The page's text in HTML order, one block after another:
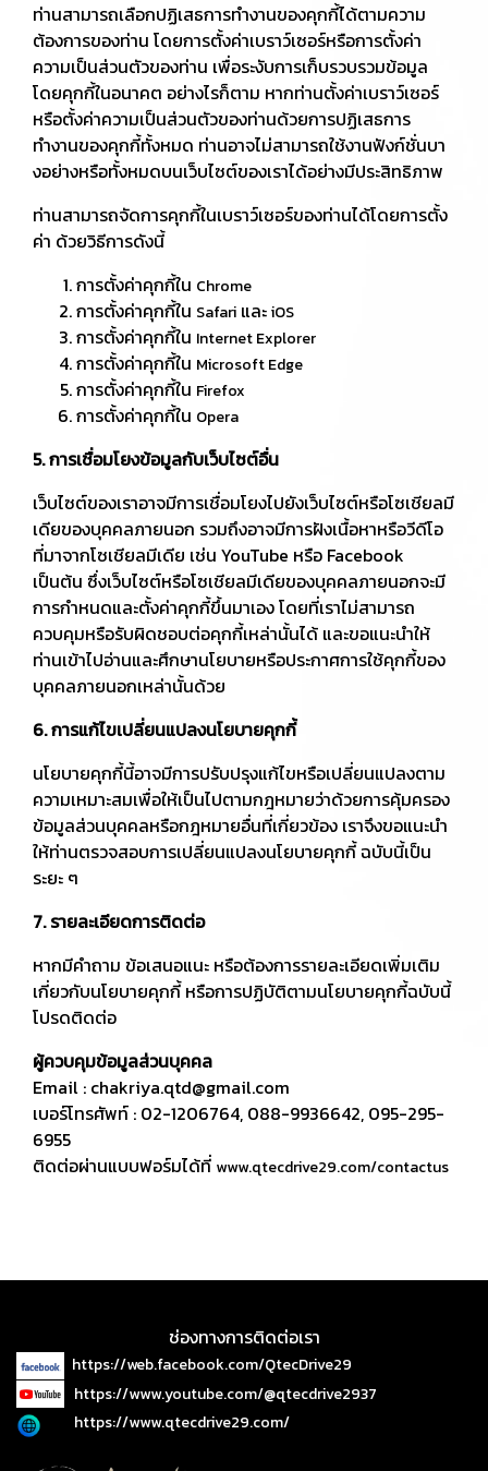
ท่านสามารถเลือกปฏิเสธการทำงานของคุกกี้ได้ตามความ
ต้องการของท่าน โดยการตั้งค่าเบราว์เซอร์หรือการตั้งค่า
ความเป็นส่วนตัวของท่าน เพื่อระงับการเก็บรวบรวมข้อมูล
โดยคุกกี้ในอนาคต อย่างไรก็ตาม หากท่านตั้งค่าเบราว์เซอร์
หรือตั้งค่าความเป็นส่วนตัวของท่านด้วยการปฏิเสธการ
ทำงานของคุกกี้ทั้งหมด ท่านอาจไม่สามารถใช้งานฟังก์ชั่นบา
งอย่างหรือทั้งหมดบนเว็บไซต์ของเราได้อย่างมีประสิทธิภาพ
ท่านสามารถจัดการคุกกี้ในเบราว์เซอร์ของท่านได้โดยการตั้ง
ค่า ด้วยวิธีการดังนี้
การตั้งค่าคุกกี้ใน Chrome
การตั้งค่าคุกกี้ใน Safari และiOS
การตั้งค่าคุกกี้ใน Internet Explorer
การตั้งค่าคุกกี้ใน Microsoft Edge
การตั้งค่าคุกกี้ใน Firefox
การตั้งค่าคุกกี้ใน Opera
5. การเชื่อมโยงข้อมูลกับเว็บไซต์อื่น
เว็บไซต์ของเราอาจมีการเชื่อมโยงไปยังเว็บไซต์หรือโซเชียลมี
เดียของบุคคลภายนอก รวมถึงอาจมีการฝังเนื้อหาหรือวีดีโอ
ที่มาจากโซเชียลมีเดีย เช่น YouTube หรือ Facebook
เป็นต้น ซึ่งเว็บไซต์หรือโซเชียลมีเดียของบุคคลภายนอกจะมี
การกำหนดและตั้งค่าคุกกี้ขึ้นมาเอง โดยที่เราไม่สามารถ
ควบคุมหรือรับผิดชอบต่อคุกกี้เหล่านั้นได้ และขอแนะนำให้
ท่านเข้าไปอ่านและศึกษานโยบายหรือประกาศการใช้คุกกี้ของ
บุคคลภายนอกเหล่านั้นด้วย
6. การแก้ไขเปลี่ยนแปลงนโยบายคุกกี้
นโยบายคุกกี้นี้อาจมีการปรับปรุงแก้ไขหรือเปลี่ยนแปลงตาม
ความเหมาะสมเพื่อให้เป็นไปตามกฎหมายว่าด้วยการคุ้มครอง
ข้อมูลส่วนบุคคลหรือกฎหมายอื่นที่เกี่ยวข้อง เราจึงขอแนะนำ
ให้ท่านตรวจสอบการเปลี่ยนแปลงนโยบายคุกกี้ ฉบับนี้เป็น
ระยะ ๆ
7. รายละเอียดการติดต่อ
หากมีคำถาม ข้อเสนอแนะ หรือต้องการรายละเอียดเพิ่มเติม
เกี่ยวกับนโยบายคุกกี้ หรือการปฏิบัติตามนโยบายคุกกี้ฉบับนี้
โปรดติดต่อ
ผู้ควบคุมข้อมูลส่วนบุคคล
Email : chakriya.qtd@gmail.com
เบอร์โทรศัพท์ : 02-1206764, 088-9936642, 095-295-
6955
ติดต่อผ่านแบบฟอร์มได้ที่ www.qtecdrive29.com/contactus
ช่องทางการติดต่อเรา
https://web.facebook.com/QtecDrive29
https://www.youtube.com/@qtecdrive2937
https://www.qtecdrive29.com/